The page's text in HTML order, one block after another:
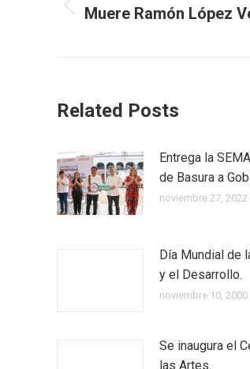
Muere Ramón López
Related Posts
Entrega la
de Basura a
noviembre 27, 2022
Día Mundial de
y el Desarrollo.
noviembre 10, 2000
Se inaugura el
las Artes.